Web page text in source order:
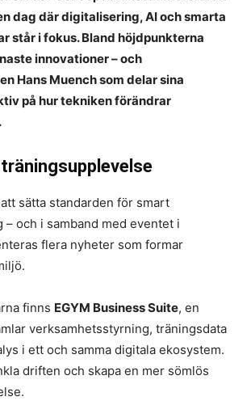
dag där digitalisering, AI och smarta
står i fokus. Bland höjdpunkterna
innovationer – och
Hans Muench som delar sina
på hur tekniken förändrar
sätta standarden för smart
och i samband med eventet i
flera nyheter som formar
finns EGYM Business Suite, en
verksamhetsstyrning, träningsdata
i ett och samma digitala ekosystem.
driften och skapa en mer sömlös